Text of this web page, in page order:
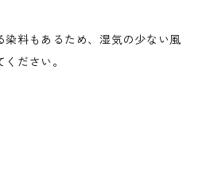
染料もあるため、湿気の少ない風
ださい。